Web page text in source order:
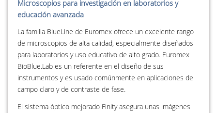
Microscopios para investigación en laboratorios y
educación avanzada
La familia BlueLine de Euromex ofrece un excelente rango
de microscopios de alta calidad, especialmente diseñados
para laboratorios y uso educativo de alto grado. Euromex
BioBlue.Lab es un referente en el diseño de sus
instrumentos y es usado comúnmente en aplicaciones de
campo claro y de contraste de fase.
El sistema óptico mejorado Finity asegura unas imágenes